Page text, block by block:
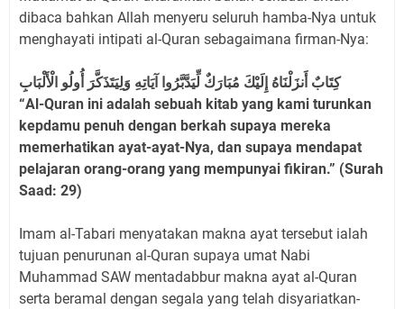
dibaca bahkan Allah menyeru seluruh hamba-Nya untuk
menghayati intipati al-Quran sebagaimana firman-Nya:
كِتَابٌ أَنزَلْنَاهُ إِلَيْكَ مُبَارَكٌ لِّيَدَّبَّرُوا آيَاتِهِ وَلِيَتَذَكَّرَ أُولُو الْأَلْبَابِ
“Al-Quran ini adalah sebuah kitab yang kami turunkan
kepdamu penuh dengan berkah supaya mereka
memerhatikan ayat-ayat-Nya, dan supaya mendapat
pelajaran orang-orang yang mempunyai fikiran.” (Surah
Saad: 29)
Imam al-Tabari menyatakan makna ayat tersebut ialah
tujuan penurunan al-Quran supaya umat Nabi
Muhammad SAW mentadabbur makna ayat al-Quran
serta beramal dengan segala yang telah disyariatkan-